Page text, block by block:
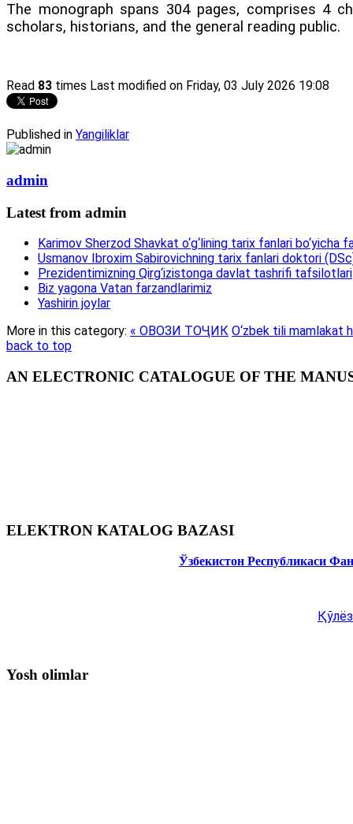
The monograph spans 304 pages, comprises 4
scholars, historians, and the general reading public.
Read 83 times Last modified on Friday, 03 July 2026 19:08
Published in Yangiliklar
admin
Latest from admin
Karimov Sherzod Shavkat o‘g‘lining tarix fanlari
Usmanov Ibroxim Sabirovichning tarix fanlari doktori
Prezidentimizning Qirg‘izistonga davlat tashrifi tafsilotlari
Biz yagona Vatan farzandlarimiz
Yashirin joylar
More in this category: « ОВОЗИ ТОҶИК O‘zbek tili mamlakat
back to top
AN ELECTRONIC CATALOGUE OF THE
ELEKTRON KATALOG BAZASI
Ўзбекистон Республикаси
Yosh olimlar